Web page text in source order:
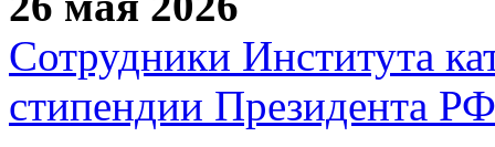
Сотрудники Института
стипендии Президента РФ